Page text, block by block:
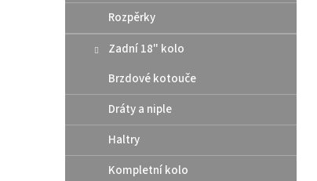
Rozpěrky
Zadní 18" kolo
Brzdové kotouče
Dráty a niple
Haltry
Kompletní kolo